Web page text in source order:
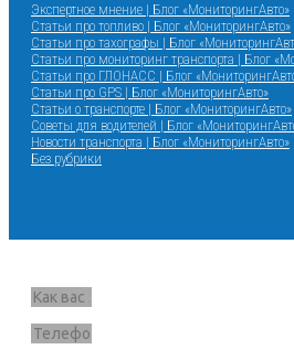
Экспертное мнение | Блог «МониторингАвто»
Статьи про топливо | Блог «МониторингАвто»
Статьи про тахографы | Блог
Статьи про мониторинг транспорта | Блог
Статьи про ГЛОНАСС | Блог
Статьи про GPS | Блог «МониторингАвто»
Статьи о транспорте | Блог «МониторингАвто»
Советы для водителей | Блог
Новости транспорта | Блог «МониторингАвто»
Без рубрики